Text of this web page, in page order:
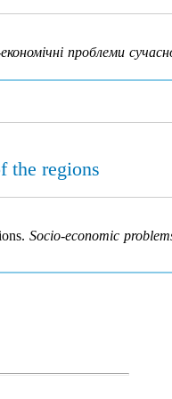
проблеми
the regions
Socio-economic